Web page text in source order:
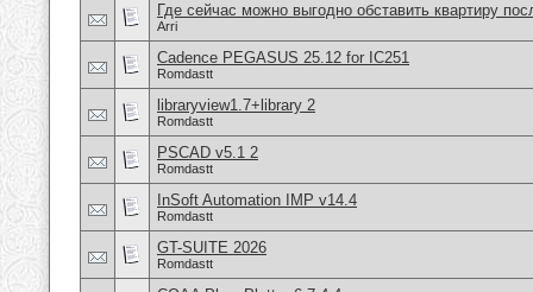
Где сейчас можно выгодно обставить квартиру
Arri
Cadence PEGASUS 25.12 for IC251
Romdastt
libraryview1.7+library 2
Romdastt
PSCAD v5.1 2
Romdastt
InSoft Automation IMP v14.4
Romdastt
GT-SUITE 2026
Romdastt